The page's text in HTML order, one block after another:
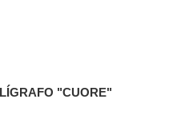
"CUORE"